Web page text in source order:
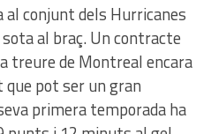
al conjunt dels Hurricanes
al braç. Un contracte
treure de Montreal encara
pot ser un gran
primera temporada ha